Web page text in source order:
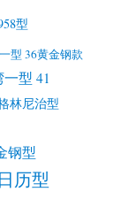
型
型 36黄金钢款
型 41
林尼治型
钢型
历型